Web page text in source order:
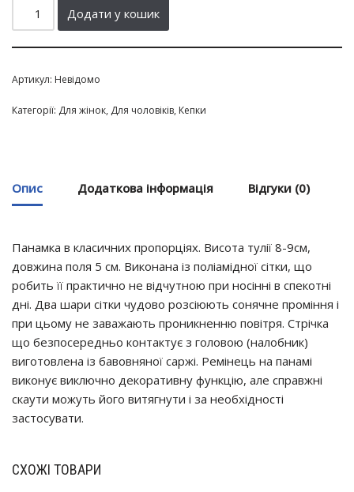
Додати у кошик
Артикул: Невідомо
Категорії: Для жінок, Для чоловіків, Кепки
Опис Додаткова інформація Відгуки (0)
Панамка в класичних пропорціях. Висота тулії 8-9см,
довжина поля 5 см. Виконана із поліамідної сітки, що
робить її практично не відчутною при носінні в спекотні
дні. Два шари сітки чудово розсіюють сонячне проміння і
при цьому не заважають проникненню повітря. Стрічка
що безпосередньо контактує з головою (налобник)
виготовлена із бавовняної саржі. Ремінець на панамі
виконує виключно декоративну функцію, але справжні
скаути можуть його витягнути і за необхідності
застосувати.
СХОЖІ ТОВАРИ